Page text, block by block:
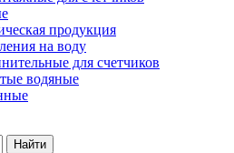
продукция
на воду
для счетчиков
водяные